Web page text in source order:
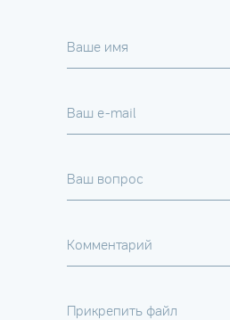
Ваше имя
Ваш e-mail
Ваш вопрос
Комментарий
Прикрепить файл